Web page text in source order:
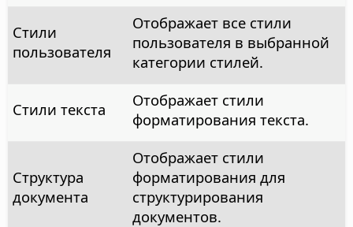
Стили
пользователя
Отображает все стили
пользователя в выбранной
категории стилей.
Стили текста
Отображает стили
форматирования текста.
Структура
документа
Отображает стили
форматирования для
структурирования
документов.